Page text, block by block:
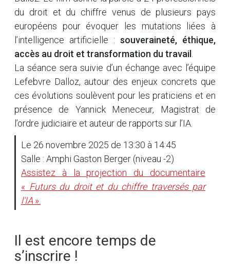
du droit et du chiffre venus de plusieurs pays
européens pour évoquer les mutations liées à
l’intelligence artificielle : souveraineté, éthique,
accès au droit et transformation du travail
La séance sera suivie d’un échange avec l’équipe
Lefebvre Dalloz, autour des enjeux concrets que
ces évolutions soulèvent pour les praticiens et en
présence de Yannick Meneceur, Magistrat de
l’ordre judiciaire et auteur de rapports sur l’IA.
Le 26 novembre 2025 de 13:30 à 14:45
Salle : Amphi Gaston Berger (niveau -2)
Assistez à la projection du documentaire
« Futurs du droit et du chiffre traversés par
l’IA ».
Il est encore temps de
s’inscrire !